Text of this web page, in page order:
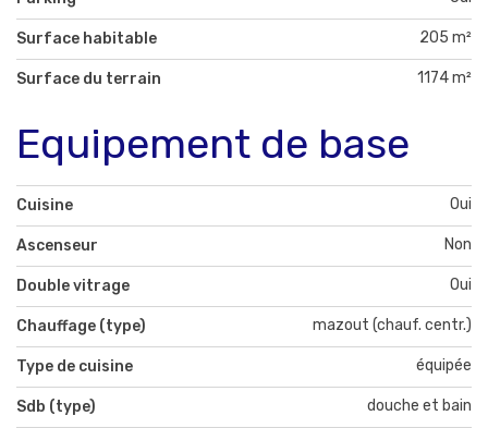
Surface habitable 205 m²
Surface du terrain 1174 m²
Equipement de base
Cuisine Oui
Ascenseur Non
Double vitrage Oui
Chauffage (type) mazout (chauf. centr.)
Type de cuisine équipée
Sdb (type) douche et bain